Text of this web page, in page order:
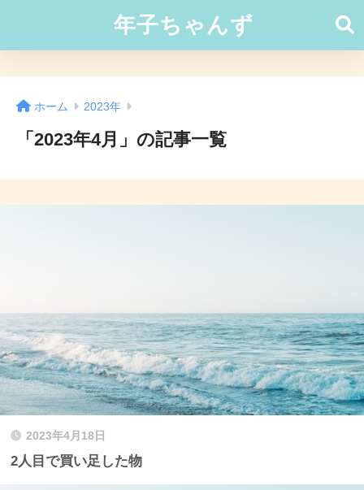
年子ちゃんず
ホーム 2023年
「2023年4月」の記事一覧
2023年4月18日
2人目で買い足した物